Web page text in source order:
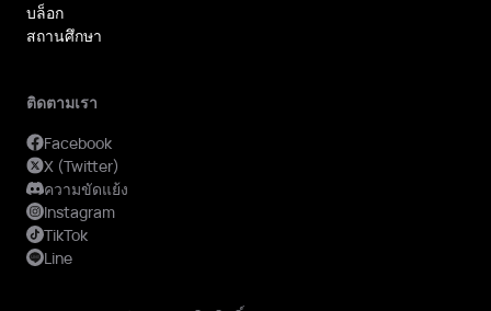
บล็อก
สถานศึกษา
ติดตามเรา
Facebook
X (Twitter)
ความขัดแย้ง
Instagram
TikTok
Line